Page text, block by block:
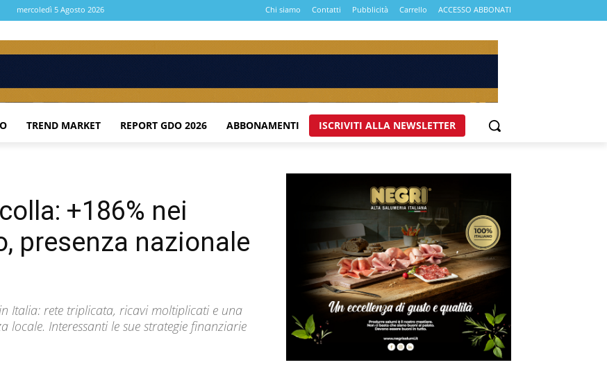
mercoledì 5 Agosto 2026 Chi siamo Contatti Pubblicità Carrello ACCESSO ABBONATI
TREND MARKET REPORT GDO 2026 ABBONAMENTI ISCRIVITI ALLA NEWSLETTER
+186% nei
presenza nazionale
Italia: rete triplicata, ricavi moltiplicati e una
locale. Interessanti le sue strategie finanziarie